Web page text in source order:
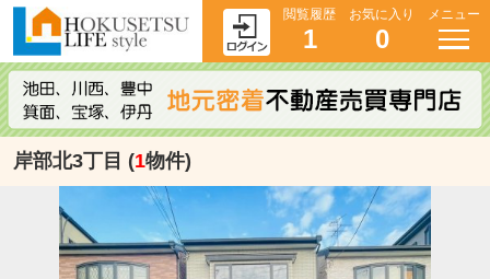
閲覧履歴
1
お気に入り
0
メニュー
岸部北3丁目 (1物件)